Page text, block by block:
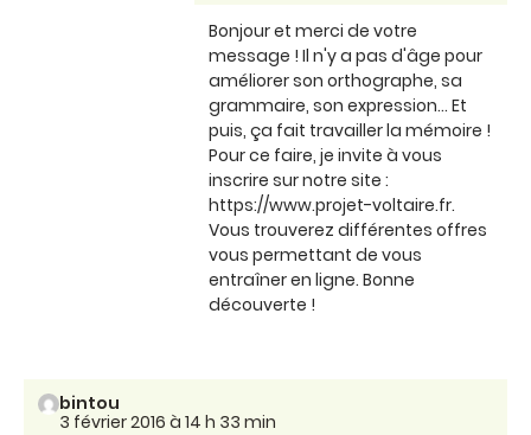
Bonjour et merci de votre
message ! Il n'y a pas d'âge pour
améliorer son orthographe, sa
grammaire, son expression... Et
puis, ça fait travailler la mémoire !
Pour ce faire, je invite à vous
inscrire sur notre site :
https://www.projet-voltaire.fr.
Vous trouverez différentes offres
vous permettant de vous
entraîner en ligne. Bonne
découverte !
bintou
3 février 2016 à 14 h 33 min